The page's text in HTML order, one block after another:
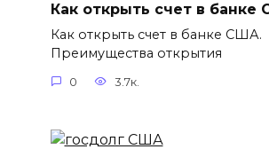
Как открыть счет в банке
Как открыть счет в банке США.
Преимущества открытия
0 3.7к.